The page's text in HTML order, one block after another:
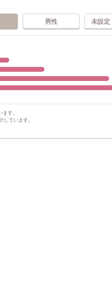
男性 未設定
す。
しています。